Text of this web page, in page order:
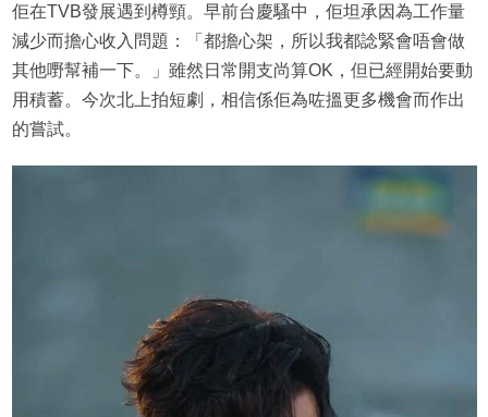
佢在TVB發展遇到樽頸。早前台慶騷中，佢坦承因為工作量
減少而擔心收入問題：「都擔心架，所以我都諗緊會唔會做
其他嘢幫補一下。」雖然日常開支尚算OK，但已經開始要動
用積蓄。今次北上拍短劇，相信係佢為咗搵更多機會而作出
的嘗試。